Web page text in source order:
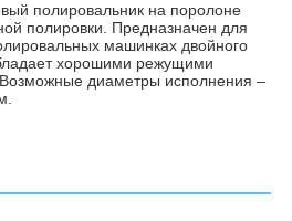
полировальник на поролоне
полировки. Предназначен для
машинках двойного
хорошими режущими
диаметры исполнения –